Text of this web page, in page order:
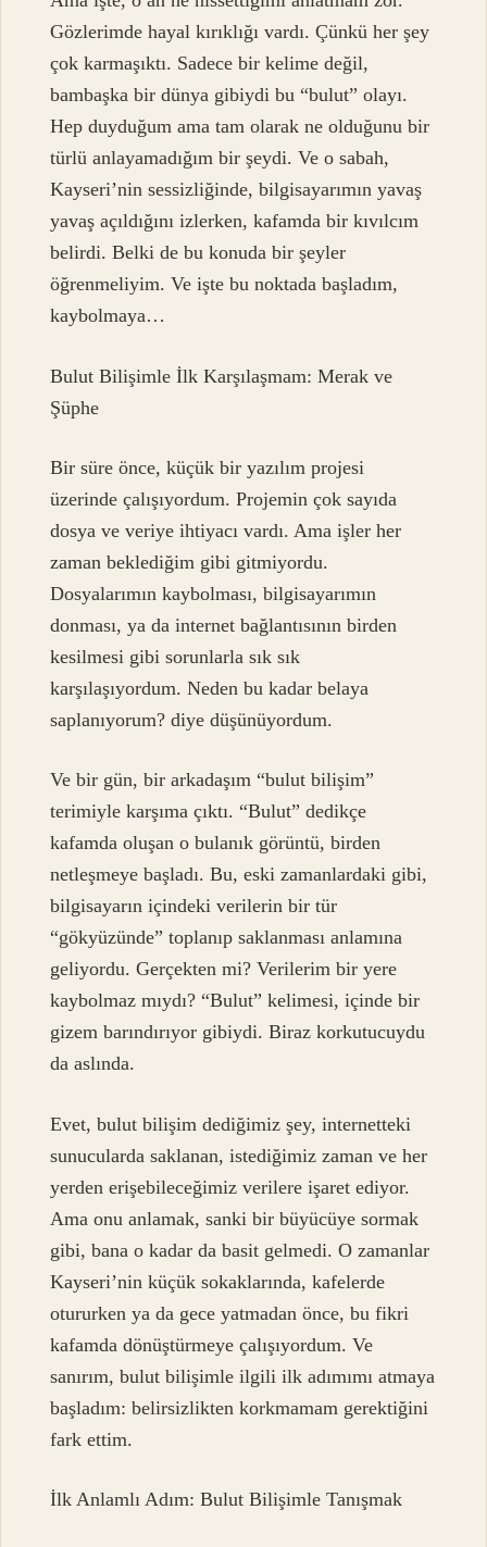
Gözlerimde hayal kırıklığı vardı. Çünkü her şey
çok karmaşıktı. Sadece bir kelime değil,
bambaşka bir dünya gibiydi bu “bulut” olayı.
Hep duyduğum ama tam olarak ne olduğunu bir
türlü anlayamadığım bir şeydi. Ve o sabah,
Kayseri’nin sessizliğinde, bilgisayarımın yavaş
yavaş açıldığını izlerken, kafamda bir kıvılcım
belirdi. Belki de bu konuda bir şeyler
öğrenmeliyim. Ve işte bu noktada başladım,
kaybolmaya…
Bulut Bilişimle İlk Karşılaşmam: Merak ve
Şüphe
Bir süre önce, küçük bir yazılım projesi
üzerinde çalışıyordum. Projemin çok sayıda
dosya ve veriye ihtiyacı vardı. Ama işler her
zaman beklediğim gibi gitmiyordu.
Dosyalarımın kaybolması, bilgisayarımın
donması, ya da internet bağlantısının birden
kesilmesi gibi sorunlarla sık sık
karşılaşıyordum. Neden bu kadar belaya
saplanıyorum? diye düşünüyordum.
Ve bir gün, bir arkadaşım “bulut bilişim”
terimiyle karşıma çıktı. “Bulut” dedikçe
kafamda oluşan o bulanık görüntü, birden
netleşmeye başladı. Bu, eski zamanlardaki gibi,
bilgisayarın içindeki verilerin bir tür
“gökyüzünde” toplanıp saklanması anlamına
geliyordu. Gerçekten mi? Verilerim bir yere
kaybolmaz mıydı? “Bulut” kelimesi, içinde bir
gizem barındırıyor gibiydi. Biraz korkutucuydu
da aslında.
Evet, bulut bilişim dediğimiz şey, internetteki
sunucularda saklanan, istediğimiz zaman ve her
yerden erişebileceğimiz verilere işaret ediyor.
Ama onu anlamak, sanki bir büyücüye sormak
gibi, bana o kadar da basit gelmedi. O zamanlar
Kayseri’nin küçük sokaklarında, kafelerde
otururken ya da gece yatmadan önce, bu fikri
kafamda dönüştürmeye çalışıyordum. Ve
sanırım, bulut bilişimle ilgili ilk adımımı atmaya
başladım: belirsizlikten korkmamam gerektiğini
fark ettim.
İlk Anlamlı Adım: Bulut Bilişimle Tanışmak